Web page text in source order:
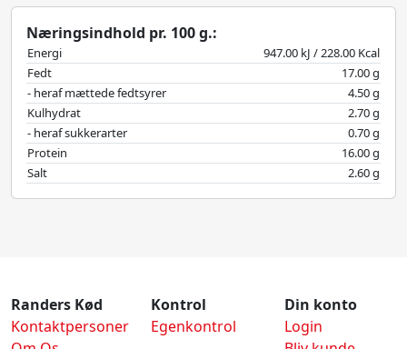
Næringsindhold pr. 100 g.:
Energi
947.00 kJ / 228.00 Kcal
Fedt
17.00 g
- heraf mættede fedtsyrer
4.50 g
Kulhydrat
2.70 g
- heraf sukkerarter
0.70 g
Protein
16.00 g
Salt
2.60 g
Randers Kød
Kontaktpersoner
Kontrol
Egenkontrol
Din konto
Login